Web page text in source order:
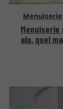
Menuiserie
Menuiserie
alu, quel